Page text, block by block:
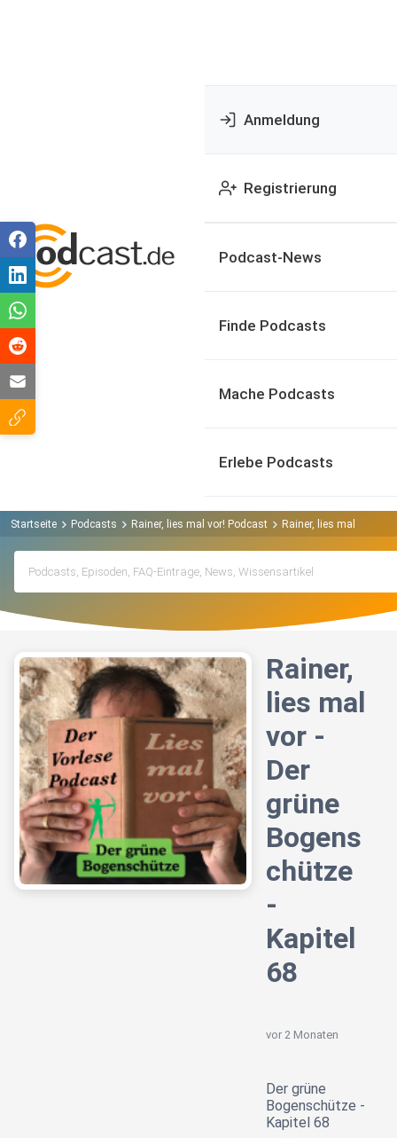
Anmeldung
Registrierung
Podcast-News
Finde Podcasts
Mache Podcasts
Erlebe Podcasts
Startseite Podcasts Rainer, lies mal vor! Podcast Rainer, lies mal vor -
Rainer,
lies mal
vor -
Der
grüne
Bogens
chütze
-
Kapitel
68
vor 2 Monaten
Der grüne
Bogenschütze -
Kapitel 68